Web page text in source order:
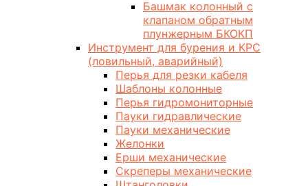
Башмак колонный с
клапаном обратным
плунжерным БКОКП
Инструмент для бурения и КРС
(ловильный, аварийный)
Перья для резки кабеля
Шаблоны колонные
Перья гидромониторные
Пауки гидравлические
Пауки механические
Желонки
Ерши механические
Скреперы механические